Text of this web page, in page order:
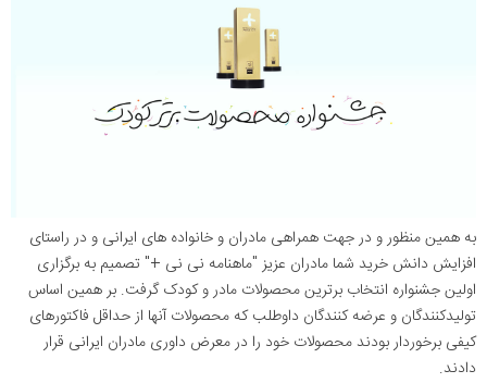
به همین منظور و در جهت همراهی مادران و خانواده های ایرانی و در راستای
افزایش دانش خرید شما مادران عزیز "ماهنامه نی نی +" تصمیم به برگزاری
اولین جشنواره انتخاب برترین محصولات مادر و کودک گرفت. بر همین اساس
تولیدکنندگان و عرضه کنندگان داوطلب که محصولات آنها از حداقل فاکتورهای
کیفی برخوردار بودند محصولات خود را در معرض داوری مادران ایرانی قرار
دادند.